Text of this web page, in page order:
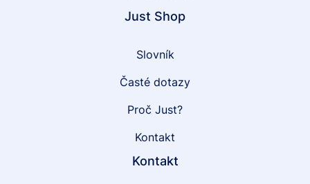
Just Shop
Slovník
Časté dotazy
Proč Just?
Kontakt
Kontakt